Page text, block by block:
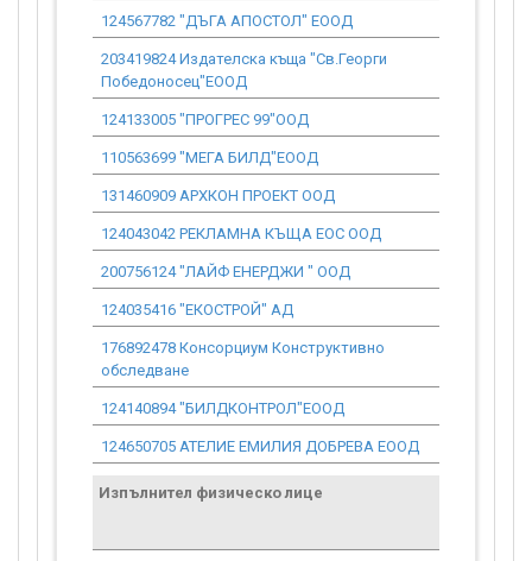
124567782 "ДЪГА АПОСТОЛ" ЕООД
203419824 Издателска къща "Св.Георги
Победоносец"ЕООД
124133005 "ПРОГРЕС 99"ООД
110563699 "МЕГА БИЛД"ЕООД
131460909 АРХКОН ПРОЕКТ ООД
124043042 РЕКЛАМНА КЪЩА ЕОС ООД
200756124 "ЛАЙФ ЕНЕРДЖИ " ООД
124035416 "ЕКОСТРОЙ" АД
176892478 Консорциум Конструктивно
обследване
124140894 "БИЛДКОНТРОЛ"ЕООД
124650705 АТЕЛИЕ ЕМИЛИЯ ДОБРЕВА ЕООД
Изпълнител физическо лице